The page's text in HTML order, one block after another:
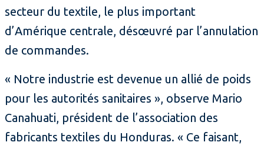
secteur du textile, le plus important
d’Amérique centrale, désœuvré par l’annulation
de commandes.
« Notre industrie est devenue un allié de poids
pour les autorités sanitaires », observe Mario
Canahuati, président de l’association des
fabricants textiles du Honduras. « Ce faisant,